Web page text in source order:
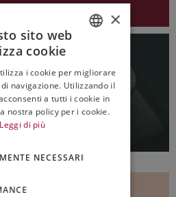
ENGLISH
×
sito web
cookie
i cookie per migliorare
navigazione. Utilizzando il
a tutti i cookie in
nostra policy per i cookie.
Leggi di più
NECESSARI